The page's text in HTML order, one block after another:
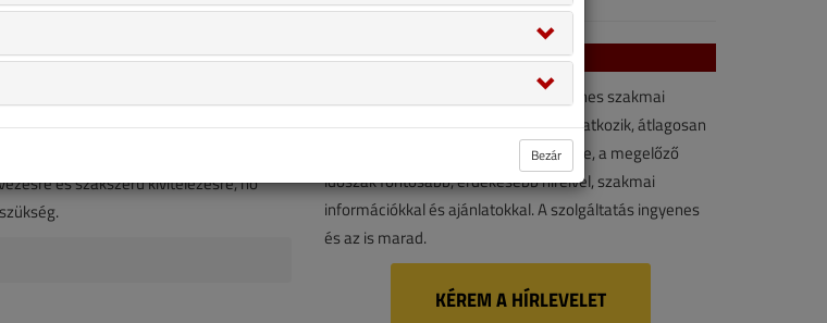
túl gazdaságos. Egy épületnek kell tehát
eseményt említsünk, amely például
igényel. A multifunkciós
szempontból éppen az jelenti, hogy
és szakszerű kivitelezésre, no
VGF&HKL hírlevél
A VGF&HKL hírlevél kényelmes, ingyenes szakmai
hírforrás. Vegye igénybe ön is! Ha feliratkozik, átlagosan
havonta kétszer érkezik e-mail-címére, a megelőző
időszak fontosabb, érdekesebb híreivel, szakmai
információkkal és ajánlatokkal. A szolgáltatás ingyenes
és az is marad.
KÉREM A HÍRLEVELET
Bezár